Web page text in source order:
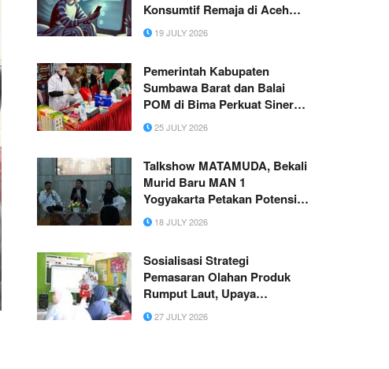
Konsumtif Remaja di Aceh
Singkil
19 JULY 2026
Pemerintah Kabupaten
Sumbawa Barat dan Balai
POM di Bima Perkuat Sinergi
Layanan Terpadu Penjaminan
Keamanan Pangan bagi
25 JULY 2026
Talkshow MATAMUDA, Bekali
Murid Baru MAN 1
Yogyakarta Petakan Potensi
dan Ukir Prestasi
18 JULY 2026
Sosialisasi Strategi
Pemasaran Olahan Produk
Rumput Laut, Upaya
Mendorong Pemberdayaan
Ekonomi Masyarakat Desa
27 JULY 2026